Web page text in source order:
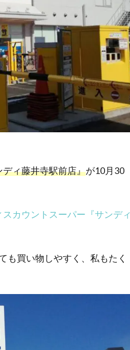
ディ藤井寺駅前店』が10月30
カウントスーパー『サンディ
も買い物しやすく、私もたく